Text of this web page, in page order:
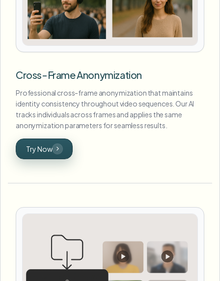
Cross-Frame Anonymization
Professional cross-frame anonymization that maintains
identity consistency throughout video sequences. Our AI
tracks individuals across frames and applies the same
anonymization parameters for seamless results.
Try Now